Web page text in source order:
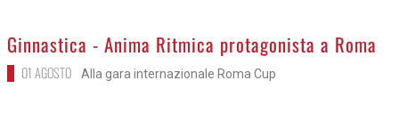
>
Ginnastica - Anima Ritmica protagonista a Roma
01 AGOSTO Alla gara internazionale Roma Cup